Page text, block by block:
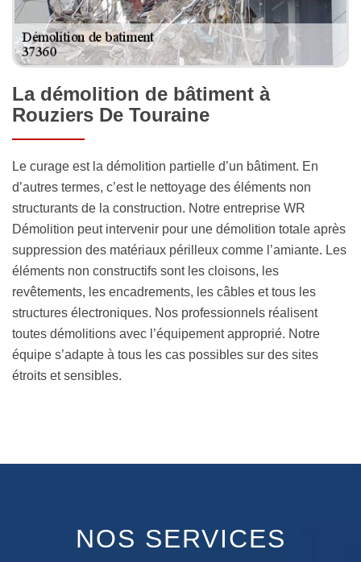
La démolition de bâtiment à
Rouziers De Touraine
Le curage est la démolition partielle d’un bâtiment. En
d’autres termes, c’est le nettoyage des éléments non
structurants de la construction. Notre entreprise WR
Démolition peut intervenir pour une démolition totale après
suppression des matériaux périlleux comme l’amiante. Les
éléments non constructifs sont les cloisons, les
revêtements, les encadrements, les câbles et tous les
structures électroniques. Nos professionnels réalisent
toutes démolitions avec l’équipement approprié. Notre
équipe s’adapte à tous les cas possibles sur des sites
étroits et sensibles.
NOS SERVICES